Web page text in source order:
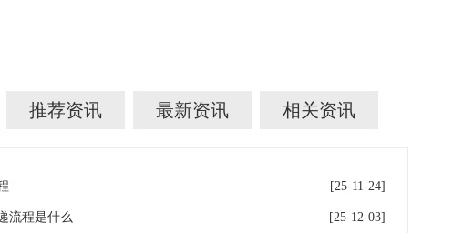
推荐资讯 最新资讯 相关资讯
[25-11-24]
流程是什么 [25-12-03]